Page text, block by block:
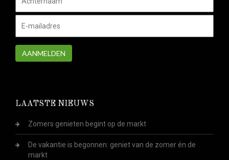
AANMELDEN
LAATSTE NIEUWS
Zomers genieten begint op de markt
De vakantie is begonnen: geniet van de zomer én de
markt